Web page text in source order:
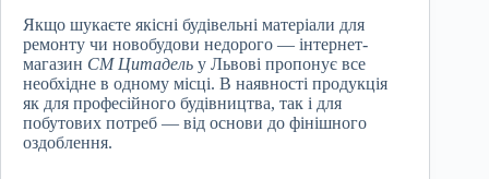
Якщо шукаєте якісні будівельні матеріали для
ремонту чи новобудови недорого — інтернет-
магазин СМ Цитадель у Львові пропонує все
необхідне в одному місці. В наявності продукція
як для професійного будівництва, так і для
побутових потреб — від основи до фінішного
оздоблення.